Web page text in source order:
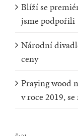
Blíží se
jsme podpořili
Národní
ceny
Praying wood
v roce 2019,